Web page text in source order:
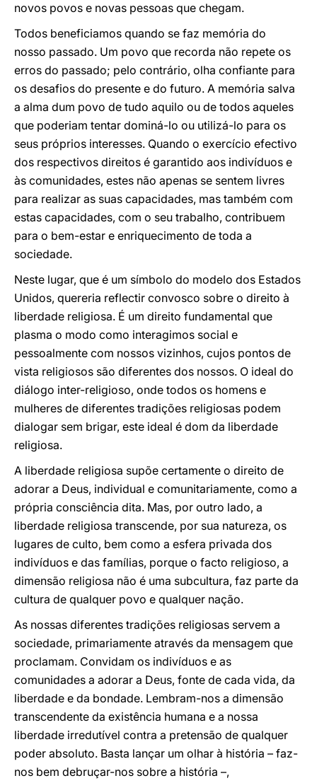
novos povos e novas pessoas que chegam.
Todos beneficiamos quando se faz memória do
nosso passado. Um povo que recorda não repete os
erros do passado; pelo contrário, olha confiante para
os desafios do presente e do futuro. A memória salva
a alma dum povo de tudo aquilo ou de todos aqueles
que poderiam tentar dominá-lo ou utilizá-lo para os
seus próprios interesses. Quando o exercício efectivo
dos respectivos direitos é garantido aos indivíduos e
às comunidades, estes não apenas se sentem livres
para realizar as suas capacidades, mas também com
estas capacidades, com o seu trabalho, contribuem
para o bem-estar e enriquecimento de toda a
sociedade.
Neste lugar, que é um símbolo do modelo dos Estados
Unidos, quereria reflectir convosco sobre o direito à
liberdade religiosa. É um direito fundamental que
plasma o modo como interagimos social e
pessoalmente com nossos vizinhos, cujos pontos de
vista religiosos são diferentes dos nossos. O ideal do
diálogo inter-religioso, onde todos os homens e
mulheres de diferentes tradições religiosas podem
dialogar sem brigar, este ideal é dom da liberdade
religiosa.
A liberdade religiosa supõe certamente o direito de
adorar a Deus, individual e comunitariamente, como a
própria consciência dita. Mas, por outro lado, a
liberdade religiosa transcende, por sua natureza, os
lugares de culto, bem como a esfera privada dos
indivíduos e das famílias, porque o facto religioso, a
dimensão religiosa não é uma subcultura, faz parte da
cultura de qualquer povo e qualquer nação.
As nossas diferentes tradições religiosas servem a
sociedade, primariamente através da mensagem que
proclamam. Convidam os indivíduos e as
comunidades a adorar a Deus, fonte de cada vida, da
liberdade e da bondade. Lembram-nos a dimensão
transcendente da existência humana e a nossa
liberdade irredutível contra a pretensão de qualquer
poder absoluto. Basta lançar um olhar à história – faz-
nos bem debruçar-nos sobre a história –,